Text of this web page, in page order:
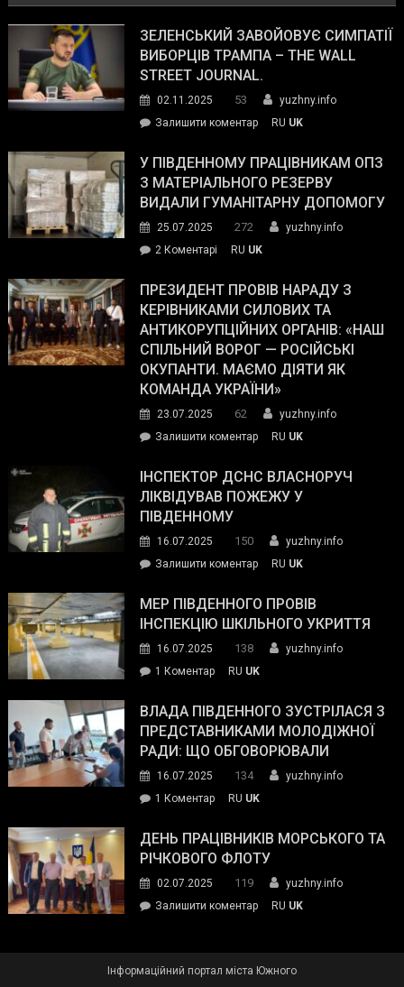
ЗЕЛЕНСЬКИЙ ЗАВОЙОВУЄ СИМПАТІЇ
ВИБОРЦІВ ТРАМПА – THE WALL
STREET JOURNAL.
02.11.2025 53
yuzhny.info
Залишити коментарon
завойовує
симпатії
виборців
The
Street
Journal.
RU UK
У ПІВДЕННОМУ ПРАЦІВНИКАМ ОПЗ
З МАТЕРІАЛЬНОГО РЕЗЕРВУ
ВИДАЛИ ГУМАНІТАРНУ ДОПОМОГУ
25.07.2025 272
yuzhny.info
2 Коментарі
Південному
працівникам
ОПЗ
з
матеріального
резерву
гуманітарну
допомогу
RU UK
ПРЕЗИДЕНТ ПРОВІВ НАРАДУ З
КЕРІВНИКАМИ СИЛОВИХ ТА
АНТИКОРУПЦІЙНИХ ОРГАНІВ: «НАШ
СПІЛЬНИЙ ВОРОГ — РОСІЙСЬКІ
ОКУПАНТИ. МАЄМО ДІЯТИ ЯК
КОМАНДА УКРАЇНИ»
23.07.2025 62
yuzhny.info
Залишити коментарon
провів
нараду
силових
та
органів:
«Наш
спільний
окупанти.
Маємо
діяти
команда
RU UK
ІНСПЕКТОР ДСНС ВЛАСНОРУЧ
ЛІКВІДУВАВ ПОЖЕЖУ У
ПІВДЕННОМУ
16.07.2025 150
yuzhny.info
Залишити коментарon
ДСНС
власноруч
пожежу
у
RU UK
МЕР ПІВДЕННОГО ПРОВІВ
ІНСПЕКЦІЮ ШКІЛЬНОГО УКРИТТЯ
16.07.2025 138
yuzhny.info
1 Коментардо
Південного
провів
інспекцію
укриття
RU UK
ВЛАДА ПІВДЕННОГО ЗУСТРІЛАСЯ З
ПРЕДСТАВНИКАМИ МОЛОДІЖНОЇ
РАДИ: ЩО ОБГОВОРЮВАЛИ
16.07.2025 134
yuzhny.info
1 Коментардо
Південного
зустрілася
представниками
молодіжної
обговорювали
RU UK
ДЕНЬ ПРАЦІВНИКІВ МОРСЬКОГО ТА
РІЧКОВОГО ФЛОТУ
02.07.2025 119
yuzhny.info
Залишити коментарon
RU UK
Інформаційний портал міста Южного